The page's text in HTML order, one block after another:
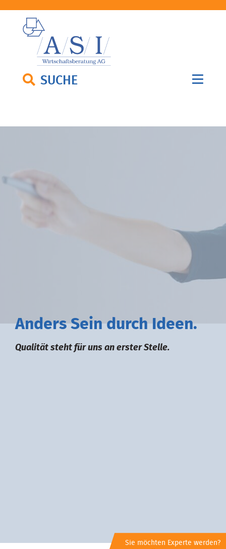
SUCHE
Anders Sein durch deen.
Qualität steht für uns an erster Stelle.
Sie möchten Experte werden?